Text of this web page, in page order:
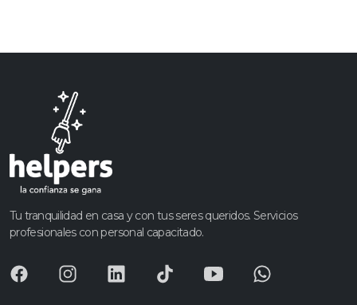
Tu tranquilidad en casa y con tus seres queridos. Servicios
profesionales con personal capacitado.